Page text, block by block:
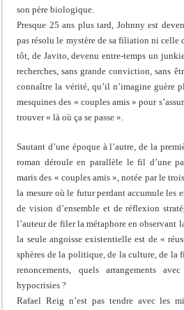
son père biologique.
Presque 25 ans plus tard, Johnny est
pas résolu le mystère de sa filiation ni celle
tôt, de Javito, devenu entre-temps un
recherches, sans grande conviction, sans
connaître la vérité, qu’il n’imagine guère
mesquines des « couples amis » pour
trouver « là où ça se passe ».
Sautant d’une époque à l’autre, de la
roman déroule en parallèle le fil d’une
maris des « couples amis », notée par le
la mesure où le futur perdant accumule les
de vision d’ensemble et de réflexion
l’auteur de filer la métaphore en observant
la seule angoisse existentielle est de «
sphères de la politique, de la culture, de la
renoncements, quels arrangements
hypocrisies ?
Rafael Reig n’est pas tendre avec les